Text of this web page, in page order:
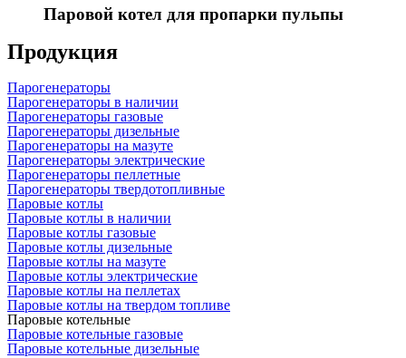
Паровой котел для пропарки пульпы
Продукция
Парогенераторы
Парогенераторы в наличии
Парогенераторы газовые
Парогенераторы дизельные
Парогенераторы на мазуте
Парогенераторы электрические
Парогенераторы пеллетные
Парогенераторы твердотопливные
Паровые котлы
Паровые котлы в наличии
Паровые котлы газовые
Паровые котлы дизельные
Паровые котлы на мазуте
Паровые котлы электрические
Паровые котлы на пеллетах
Паровые котлы на твердом топливе
Паровые котельные
Паровые котельные газовые
Паровые котельные дизельные